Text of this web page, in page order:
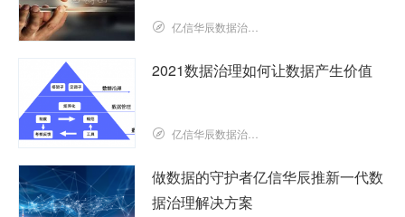
亿信华辰数据治理研究院
2021数据治理如何让数据产生价值
亿信华辰数据治理研究院
做数据的守护者亿信华辰推新一代数
据治理解决方案